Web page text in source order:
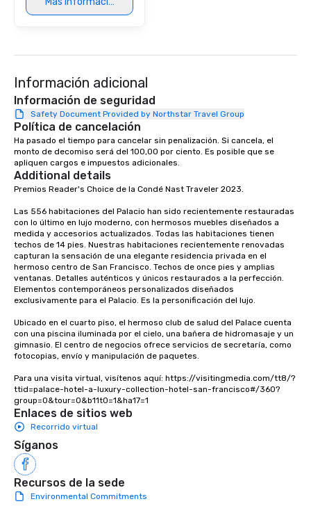
Our exclusive
right of you. Because
walking in between,
countless
down at each venue
experiences not only
ways to network, but
way to do so. Large Groups Welcome
Lip Smacking Foodie
groups, small or large.
experiences can
groups from as few
choice for any
Stress-Free Booking
enjoy the company
more easily. You’ll
Información adicional
Información de seguridad
Safety Document Provided by Northstar Travel Group
Política de cancelación
Ha pasado el tiempo para cancelar sin penalización. Si cancela, el
monto de decomiso será del 100,00 por ciento. Es posible que se
apliquen cargos e impuestos adicionales.
Additional details
Premios Reader's Choice de la Condé Nast Traveler 2023.
Las 556 habitaciones del Palacio han sido recientemente restauradas
con lo último en lujo moderno, con hermosos muebles diseñados a
medida y accesorios actualizados. Todas las habitaciones tienen
techos de 14 pies. Nuestras habitaciones recientemente renovadas
capturan la sensación de una elegante residencia privada en el
hermoso centro de San Francisco. Techos de once pies y amplias
ventanas. Detalles auténticos y únicos restaurados a la perfección.
Elementos contemporáneos personalizados diseñados
exclusivamente para el Palacio. Es la personificación del lujo.
Ubicado en el cuarto piso, el hermoso club de salud del Palace cuenta
con una piscina iluminada por el cielo, una bañera de hidromasaje y un
gimnasio. El centro de negocios ofrece servicios de secretaría, como
fotocopias, envío y manipulación de paquetes.
Para una visita virtual, visítenos aquí: https://visitingmedia.com/tt8/?
ttid=palace-hotel-a-luxury-collection-hotel-san-francisco#/360?
group=0&tour=0&b11t0=1&ha17=1
Enlaces de sitios web
Recorrido virtual
Síganos
Recursos de la sede
Environmental Commitments